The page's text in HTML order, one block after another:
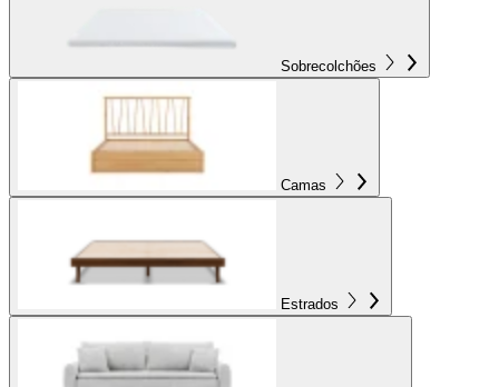
Sobrecolchões
Camas
Estrados